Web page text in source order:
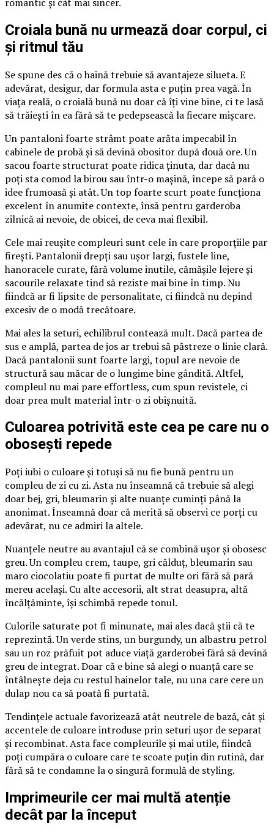
Croiala bună nu urmează doar corpul, ci
și ritmul tău
Se spune des că o haină trebuie să avantajeze silueta. E
adevărat, desigur, dar formula asta e puțin prea vagă. În
viața reală, o croială bună nu doar că îți vine bine, ci te lasă
să trăiești în ea fără să te pedepsească la fiecare mișcare.
Un pantaloni foarte strâmt poate arăta impecabil în
cabinele de probă și să devină obositor după două ore. Un
sacou foarte structurat poate ridica ținuta, dar dacă nu
poți sta comod la birou sau într-o mașină, începe să pară o
idee frumoasă și atât. Un top foarte scurt poate funcționa
excelent în anumite contexte, însă pentru garderoba
zilnică ai nevoie, de obicei, de ceva mai flexibil.
Cele mai reușite compleuri sunt cele în care proporțiile par
firești. Pantalonii drepți sau ușor largi, fustele line,
hanoracele curate, fără volume inutile, cămășile lejere și
sacourile relaxate tind să reziste mai bine în timp. Nu
fiindcă ar fi lipsite de personalitate, ci fiindcă nu depind
excesiv de o modă trecătoare.
Mai ales la seturi, echilibrul contează mult. Dacă partea de
sus e amplă, partea de jos ar trebui să păstreze o linie clară.
Dacă pantalonii sunt foarte largi, topul are nevoie de
structură sau măcar de o lungime bine gândită. Altfel,
compleul nu mai pare effortless, cum spun revistele, ci
doar prea mult material într-o zi obișnuită.
Culoarea potrivită este cea pe care nu o
obosești repede
Poți iubi o culoare și totuși să nu fie bună pentru un
compleu de zi cu zi. Asta nu înseamnă că trebuie să alegi
doar bej, gri, bleumarin și alte nuanțe cuminți până la
anonimat. Înseamnă doar că merită să observi ce porți cu
adevărat, nu ce admiri la altele.
Nuanțele neutre au avantajul că se combină ușor și obosesc
greu. Un compleu crem, taupe, gri călduț, bleumarin sau
maro ciocolatiu poate fi purtat de multe ori fără să pară
mereu același. Cu alte accesorii, alt strat deasupra, altă
încălțăminte, își schimbă repede tonul.
Culorile saturate pot fi minunate, mai ales dacă știi că te
reprezintă. Un verde stins, un burgundy, un albastru petrol
sau un roz prăfuit pot aduce viață garderobei fără să devină
greu de integrat. Doar că e bine să alegi o nuanță care se
întâlnește deja cu restul hainelor tale, nu una care cere un
dulap nou ca să poată fi purtată.
Tendințele actuale favorizează atât neutrele de bază, cât și
accentele de culoare introduse prin seturi ușor de separat
și recombinat. Asta face compleurile și mai utile, fiindcă
poți cumpăra o culoare care te scoate puțin din rutină, dar
fără să te condamne la o singură formulă de styling.
Imprimeurile cer mai multă atenție
decât par la început